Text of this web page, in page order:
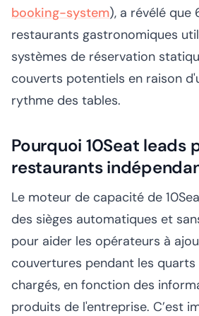
booking-system), a révélé que
restaurants gastronomiques
systèmes de réservation
couverts potentiels en raison
rythme des tables.
Pourquoi 10Seat leads
restaurants
Le moteur de capacité de
des sièges automatiques et
pour aider les opérateurs à
couvertures pendant les
chargés, en fonction des
produits de l'entreprise. C’est